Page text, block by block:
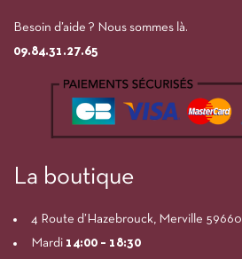
Besoin d’aide ? Nous sommes là.
09.84.31.27.65
La boutique
4 Route d’Hazebrouck, Merville 59660
Mardi 14:00 – 18:30